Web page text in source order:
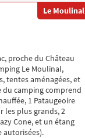
Le Moulinal
proche du Château
Le Moulinal,
tentes aménagées, et
du camping comprend
1 Pataugeoire
les plus grands, 2
Cone, et un étang
autorisées).